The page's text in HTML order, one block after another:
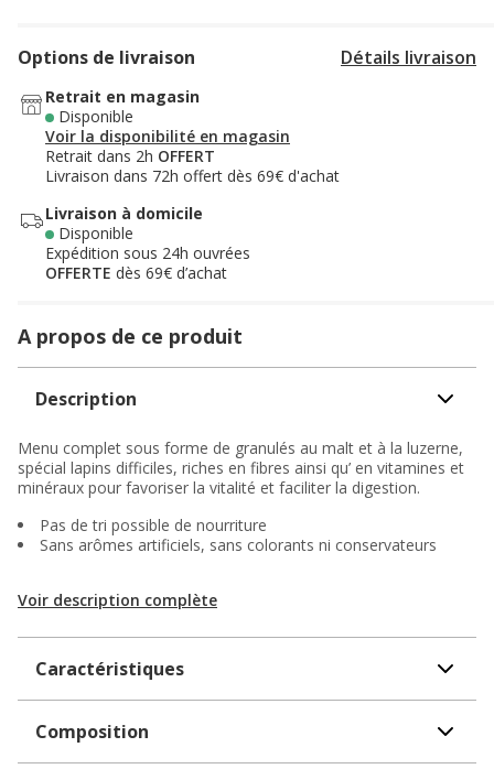
Options de livraison Détails livraison
Retrait en magasin
Disponible
Voir la disponibilité en magasin
Retrait dans 2h OFFERT
Livraison dans 72h offert dès 69€ d'achat
Livraison à domicile
Disponible
Expédition sous 24h ouvrées
OFFERTE dès 69€ d’achat
A propos de ce produit
Description
Menu complet sous forme de granulés au malt et à la luzerne,
spécial lapins difficiles, riches en fibres ainsi qu’ en vitamines et
minéraux pour favoriser la vitalité et faciliter la digestion.
Pas de tri possible de nourriture
Sans arômes artificiels, sans colorants ni conservateurs
Voir description complète
Caractéristiques
Composition